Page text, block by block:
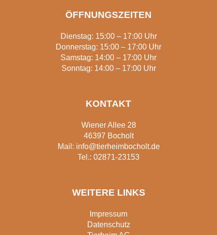
ÖFFNUNGSZEITEN
Dienstag: 15:00 – 17:00 Uhr
Donnerstag: 15:00 – 17:00 Uhr
Samstag: 14:00 – 17:00 Uhr
Sonntag: 14:00 – 17:00 Uhr
KONTAKT
Wiener Allee 28
46397 Bocholt
Mail: info@tierheimbocholt.de
Tel.: 02871-23153
WEITERE LINKS
Impressum
Datenschutz